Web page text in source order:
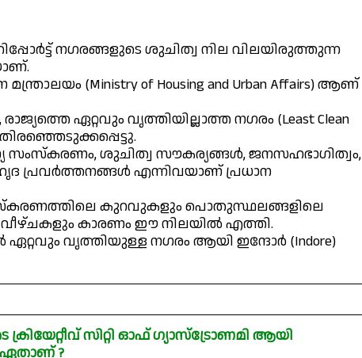
നഗരങ്ങളുടെ ശുചിത്വ നില വിലയിരുത്തുന്ന
(Ministry of Housing and Urban Affairs) ആണ്
രാജ്യത്തെ ഏറ്റവും വൃത്തിയില്ലാത്ത നഗരം (Least Clean
സംസ്കരണം, ശുചിത്വ സൗകര്യങ്ങൾ, ജനസഹഭാഗിത്വം,
പ്രവർത്തനങ്ങൾ എന്നിവയാണ് പ്രധാന
കുറവുകളും പൊതുസ്ഥലങ്ങളിലെ
വീഴ്ചകളും കാരണം ഈ നിലയിൽ എത്തി.
വൃത്തിയുള്ള നഗരം ആയി ഇന്ദോർ (Indore)
സിറ്റി ഓഫ് ഗ്യാസ്‌ട്രോണമി ആയി
ഏതാണ് ?